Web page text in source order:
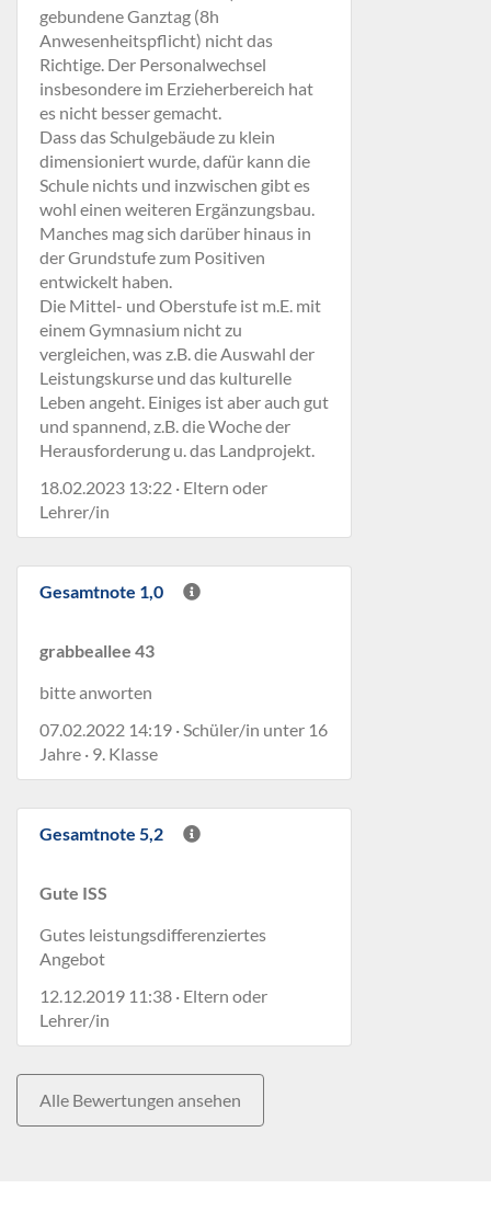
gebundene Ganztag (8h
Anwesenheitspflicht) nicht das
Richtige. Der Personalwechsel
insbesondere im Erzieherbereich hat
es nicht besser gemacht.
Dass das Schulgebäude zu klein
dimensioniert wurde, dafür kann die
Schule nichts und inzwischen gibt es
wohl einen weiteren Ergänzungsbau.
Manches mag sich darüber hinaus in
der Grundstufe zum Positiven
entwickelt haben.
Die Mittel- und Oberstufe ist m.E. mit
einem Gymnasium nicht zu
vergleichen, was z.B. die Auswahl der
Leistungskurse und das kulturelle
Leben angeht. Einiges ist aber auch gut
und spannend, z.B. die Woche der
Herausforderung u. das Landprojekt.
18.02.2023 13:22 · Eltern oder
Lehrer/in
Gesamtnote 1,0
grabbeallee 43
bitte anworten
07.02.2022 14:19 · Schüler/in unter 16
Jahre · 9. Klasse
Gesamtnote 5,2
Gute ISS
Gutes leistungsdifferenziertes
Angebot
12.12.2019 11:38 · Eltern oder
Lehrer/in
Alle Bewertungen ansehen